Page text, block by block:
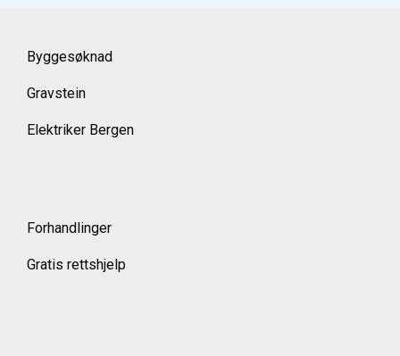
Byggesøknad
Gravstein
Elektriker Bergen
Forhandlinger
Gratis rettshjelp